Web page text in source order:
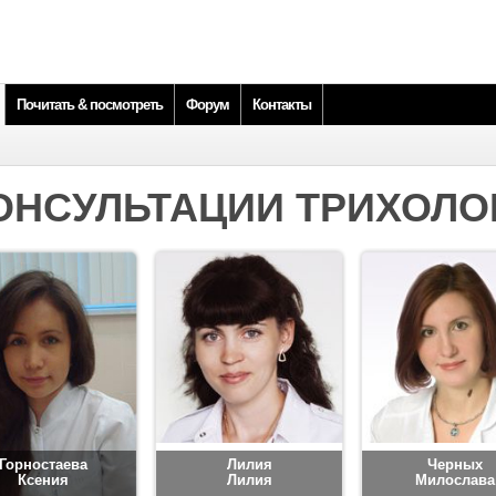
Почитать & посмотреть Форум Контакты
Горностаева
Ксения
Лилия
Лилия
Черных
Милослава